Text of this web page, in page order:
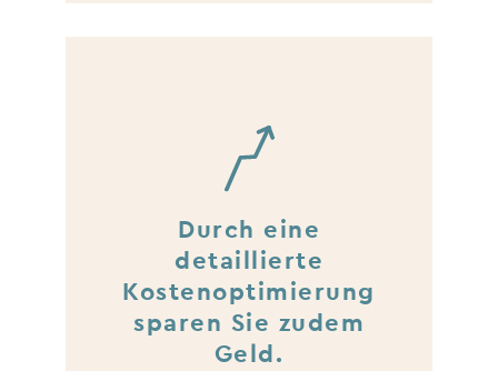
Durch eine
detaillierte
Kostenoptimierung
sparen Sie zudem
Geld.